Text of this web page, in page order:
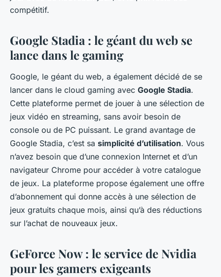
compétitif.
Google Stadia : le géant du web se
lance dans le gaming
Google, le géant du web, a également décidé de se
lancer dans le cloud gaming avec Google Stadia.
Cette plateforme permet de jouer à une sélection de
jeux vidéo en streaming, sans avoir besoin de
console ou de PC puissant. Le grand avantage de
Google Stadia, c’est sa simplicité d’utilisation. Vous
n’avez besoin que d’une connexion Internet et d’un
navigateur Chrome pour accéder à votre catalogue
de jeux. La plateforme propose également une offre
d’abonnement qui donne accès à une sélection de
jeux gratuits chaque mois, ainsi qu’à des réductions
sur l’achat de nouveaux jeux.
GeForce Now : le service de Nvidia
pour les gamers exigeants